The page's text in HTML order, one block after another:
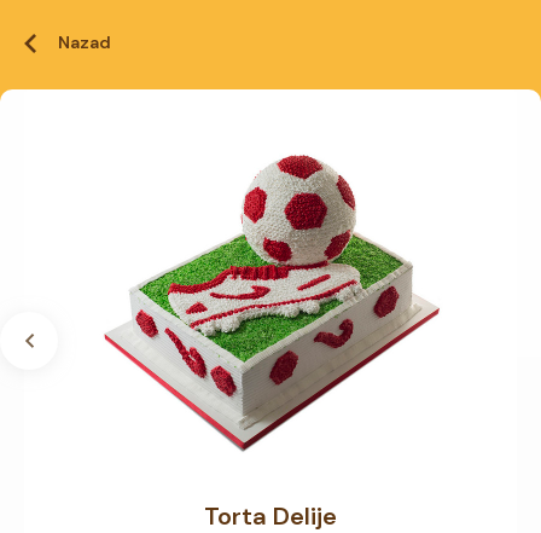
Nazad
Torta Delije